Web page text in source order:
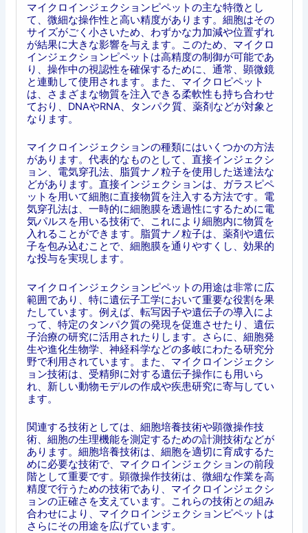
マイクロインジェクションピペットの主な特徴とし
て、微細な操作性と高い精度があります。細胞はその
サイズがごく小さいため、わずかな力加減や位置ずれ
が結果に大きな影響を与えます。このため、マイクロ
インジェクションピペットは高精度の制御が可能であ
り、操作中の視認性を確保するために、通常、顕微鏡
と連動して使用されます。また、マイクロピペット
は、さまざまな物質を注入できる柔軟性も持ち合わせ
ており、DNAやRNA、タンパク質、薬剤などが対象と
なります。
マイクロインジェクションの種類にはいくつかの方法
があります。代表的なものとして、直接インジェクシ
ョン、電気穿孔法、脂質ナノ粒子を使用した送達法な
どがあります。直接インジェクションは、ガラスピペ
ットを用いて細胞に直接物質を注入する方法です。電
気穿孔法は、一時的に細胞膜を透過性にするために電
気パルスを用いる技術で、これにより細胞内に物質を
入れることができます。脂質ナノ粒子は、薬剤や遺伝
子を包み込むことで、細胞膜を通りやすくし、効果的
な投与を実現します。
マイクロインジェクションピペットの用途は非常に広
範囲であり、特に遺伝子工学において重要な役割を果
たしています。例えば、転写因子や遺伝子の導入によ
って、特定のタンパク質の発現を促進させたり、遺伝
子治療の研究に活用されたりします。さらに、細胞発
生や進化生物学、神経科学などの多岐にわたる研究分
野で利用されています。また、マイクロインジェクシ
ョン技術は、受精卵に対する遺伝子操作にも用いら
れ、新しい動物モデルの作成や疾患研究に寄与してい
ます。
関連する技術としては、細胞培養技術や顕微操作技
術、細胞の生理機能を測定するための計測技術などが
あります。細胞培養技術は、細胞を適切に育成するた
めに必要な技術で、マイクロインジェクションの前段
階として重要です。顕微操作技術は、微細な作業を高
精度で行うための技術であり、マイクロインジェクシ
ョンの正確さを支えています。これらの技術との組み
合わせにより、マイクロインジェクションピペットは
さらにその用途を広げています。